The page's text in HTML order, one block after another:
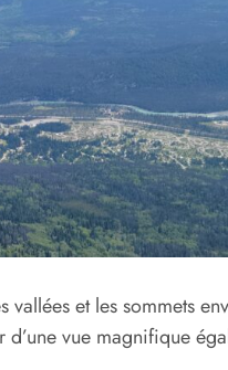
et les sommets
vue magnifique